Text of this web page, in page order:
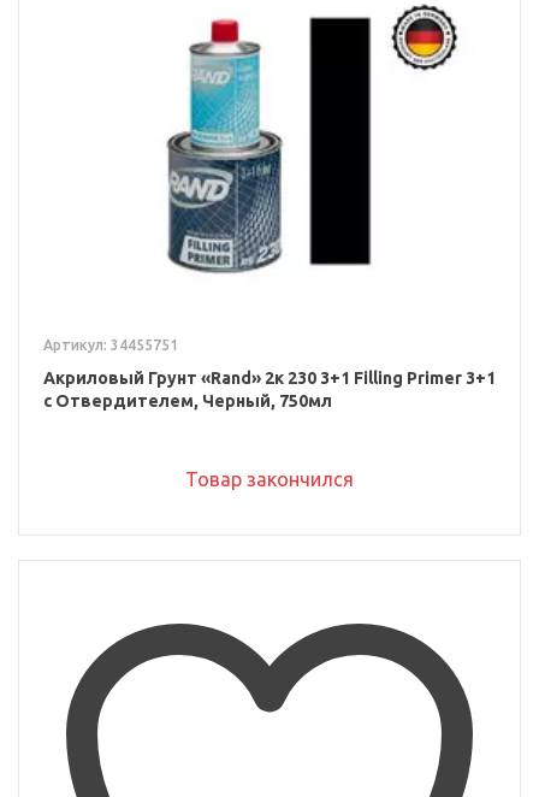
Артикул: 34455751
Акриловый Грунт «Rand» 2к 230 3+1 Filling Primer 3+1
с Отвердителем, Черный, 750мл
Товар закончился